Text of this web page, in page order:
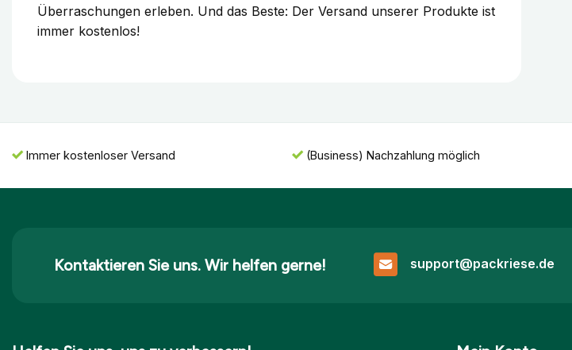
Überraschungen erleben. Und das Beste: Der Versand unserer Produkte ist
immer kostenlos!
Immer kostenloser Versand (Business) Nachzahlung möglich
Kontaktieren Sie uns. Wir helfen gerne! support@packriese.de